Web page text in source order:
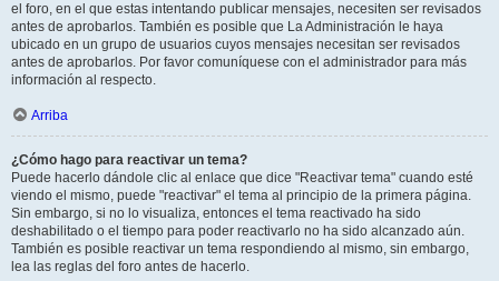
el foro, en el que estas intentando publicar mensajes, necesiten ser revisados
antes de aprobarlos. También es posible que La Administración le haya
ubicado en un grupo de usuarios cuyos mensajes necesitan ser revisados
antes de aprobarlos. Por favor comuníquese con el administrador para más
información al respecto.
Arriba
¿Cómo hago para reactivar un tema?
Puede hacerlo dándole clic al enlace que dice "Reactivar tema" cuando esté
viendo el mismo, puede "reactivar" el tema al principio de la primera página.
Sin embargo, si no lo visualiza, entonces el tema reactivado ha sido
deshabilitado o el tiempo para poder reactivarlo no ha sido alcanzado aún.
También es posible reactivar un tema respondiendo al mismo, sin embargo,
lea las reglas del foro antes de hacerlo.